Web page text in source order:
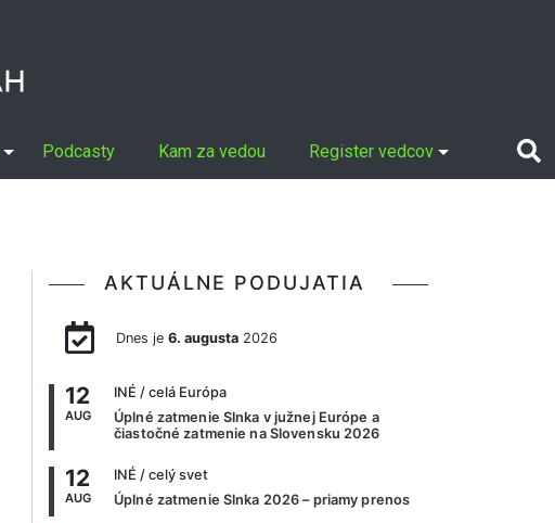
Podcasty Kam za vedou Register vedcov
AKTUÁLNE PODUJATIA
Dnes je 6. augusta2026
12
AUG
INÉ / celá Európa
Úplné zatmenie Slnka v južnej Európe a
čiastočné zatmenie na Slovensku 2026
12
AUG
INÉ / celý svet
Úplné zatmenie Slnka 2026 – priamy prenos